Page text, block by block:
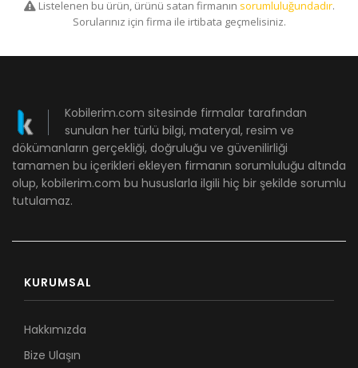
Listelenen bu ürün, ürünü satan firmanın sorumluluğundadır.
Sorularınız için firma ile irtibata geçmelisiniz.
Kobilerim.com sitesinde firmalar tarafından
sunulan her türlü bilgi, materyal, resim ve
dökümanların gerçekliği, doğruluğu ve güvenilirliği
tamamen bu içerikleri ekleyen firmanın sorumluluğu altında
olup, kobilerim.com bu hususlarla ilgili hiç bir şekilde sorumlu
tutulamaz.
KURUMSAL
Hakkımızda
Bize Ulaşın